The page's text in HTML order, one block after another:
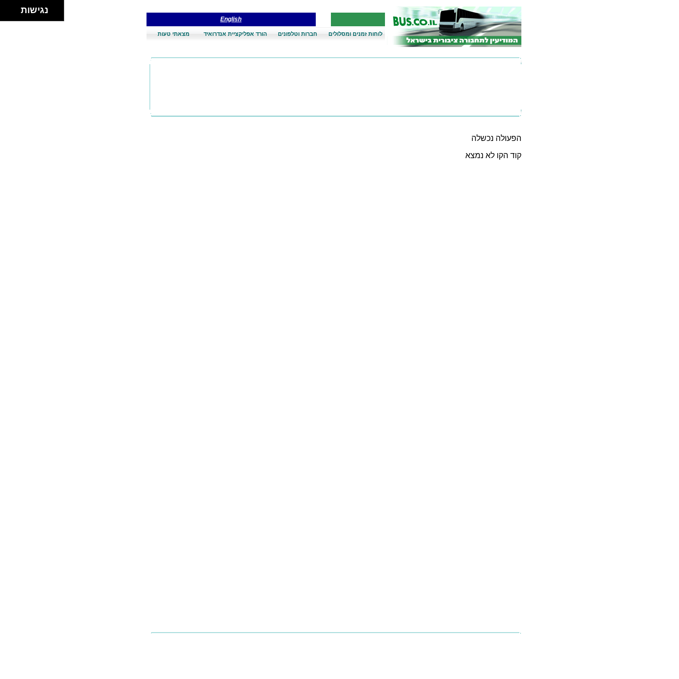
English
לוחות זמנים ומסלולים חברות וטלפונים הורד אפליקציית אנדרואיד מצאתי טעות
הפעולה נכשלה
קוד הקו לא נמצא
נגישות